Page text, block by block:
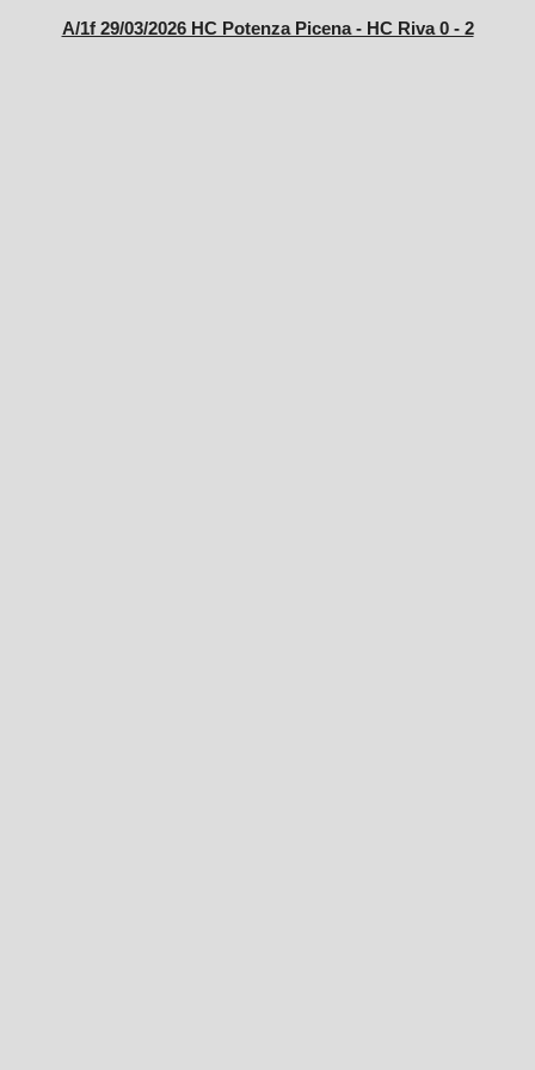
A/1f 29/03/2026 HC Potenza Picena - HC Riva 0 - 2